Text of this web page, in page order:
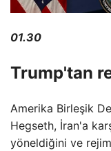
01.30
Trump'tan
Amerika Birleşik
Hegseth, İran'a
yöneldiğini ve